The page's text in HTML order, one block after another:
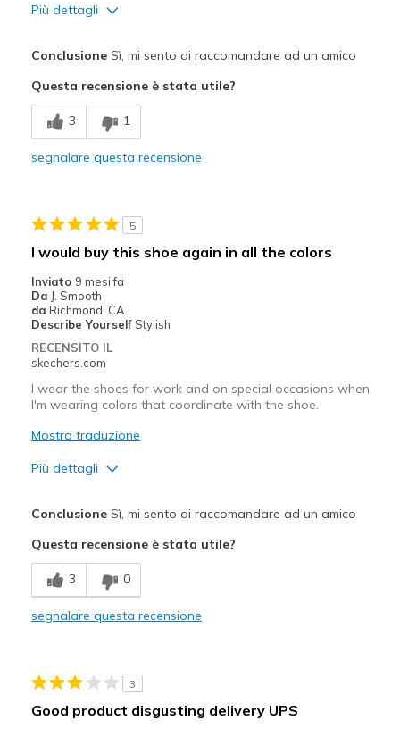
Più dettagli
Comfortable
Durable
Casual Wear
Special Occasions
Sizing
Feels true to size
ConclusioneSì, mi sento di raccomandare ad un amico
Questa recensione è stata utile?
3 1
segnalare questa recensione
5
I would buy this shoe again in all the colors
Inviato 9 mesi fa
Da J. Smooth
da Richmond, CA
Describe Yourself Stylish
RECENSITO IL
skechers.com
I wear the shoes for work and on special occasions when
I'm wearing colors that coordinate with the shoe.
Mostra traduzione
Più dettagli
Breathe Well
Comfortable
ConclusioneSì, mi sento di raccomandare ad un amico
Questa recensione è stata utile?
3 0
segnalare questa recensione
3
Good product disgusting delivery UPS